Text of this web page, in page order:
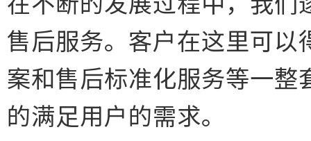
售后服务。客户在这里可
案和售后标准化服务等一
的满足用户的需求。